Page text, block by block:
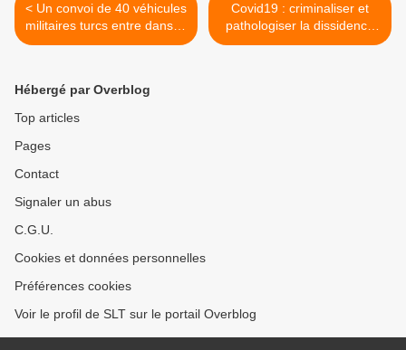
< Un convoi de 40 véhicules
militaires turcs entre dans le
nord de la Syrie (Xinhuanet)
Covid19 : criminaliser et
pathologiser la dissidence
(Off Guardian) >
Hébergé par Overblog
Top articles
Pages
Contact
Signaler un abus
C.G.U.
Cookies et données personnelles
Préférences cookies
Voir le profil de SLT sur le portail Overblog